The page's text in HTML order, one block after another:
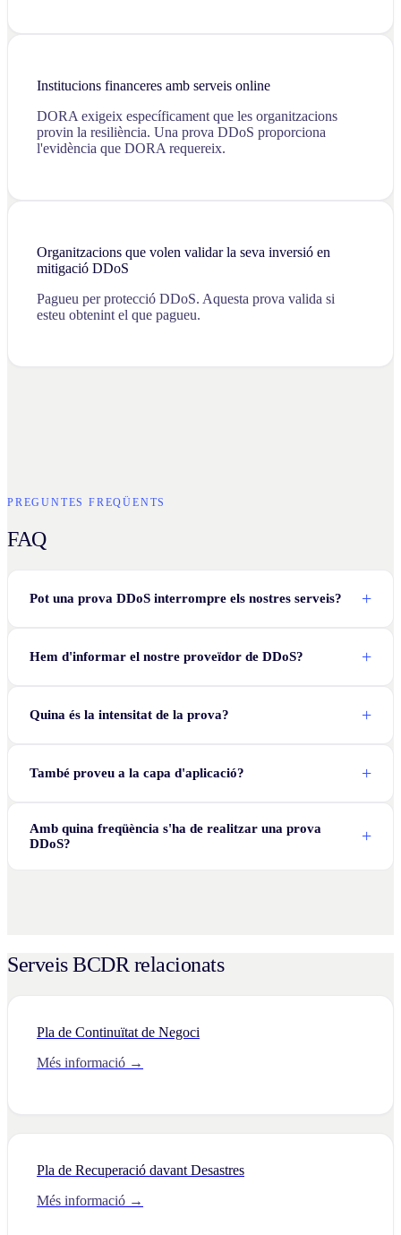
Institucions financeres amb serveis online
DORA exigeix específicament que les organitzacions
provin la resiliència. Una prova DDoS proporciona
l'evidència que DORA requereix.
Organitzacions que volen validar la seva inversió en
mitigació DDoS
Pagueu per protecció DDoS. Aquesta prova valida si
esteu obtenint el que pagueu.
PREGUNTES FREQÜENTS
FAQ
Pot una prova DDoS interrompre els nostres serveis?
Hem d'informar el nostre proveïdor de DDoS?
Quina és la intensitat de la prova?
També proveu a la capa d'aplicació?
Amb quina freqüència s'ha de realitzar una prova
DDoS?
Serveis BCDR relacionats
Pla de Continuïtat de Negoci
Més informació →
Pla de Recuperació davant Desastres
Més informació →